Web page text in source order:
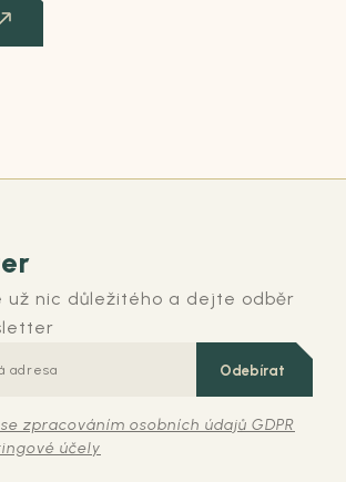
už nic důležitého a dejte odběr
Odebírat
zpracováním osobních údajů GDPR
účely